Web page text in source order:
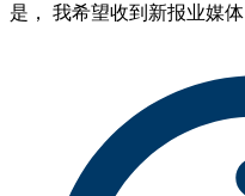
是， 我希望收到新报业媒体